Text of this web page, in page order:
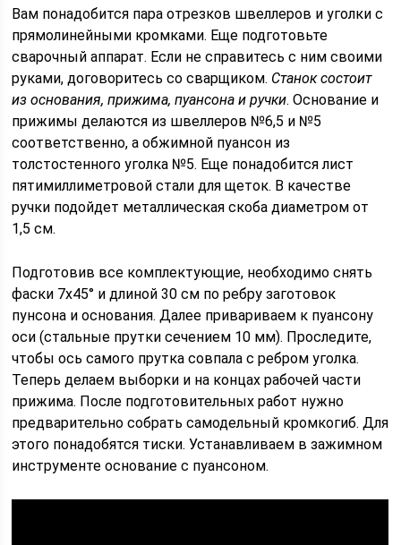
Вам понадобится пара отрезков швеллеров и уголки с
прямолинейными кромками. Еще подготовьте
сварочный аппарат. Если не справитесь с ним своими
руками, договоритесь со сварщиком. Станок состоит
из основания, прижима, пуансона и ручки. Основание и
прижимы делаются из швеллеров №6,5 и №5
соответственно, а обжимной пуансон из
толстостенного уголка №5. Еще понадобится лист
пятимиллиметровой стали для щеток. В качестве
ручки подойдет металлическая скоба диаметром от
1,5 см.
Подготовив все комплектующие, необходимо снять
фаски 7х45° и длиной 30 см по ребру заготовок
пунсона и основания. Далее привариваем к пуансону
оси (стальные прутки сечением 10 мм). Проследите,
чтобы ось самого прутка совпала с ребром уголка.
Теперь делаем выборки и на концах рабочей части
прижима. После подготовительных работ нужно
предварительно собрать самодельный кромкогиб. Для
этого понадобятся тиски. Устанавливаем в зажимном
инструменте основание с пуансоном.